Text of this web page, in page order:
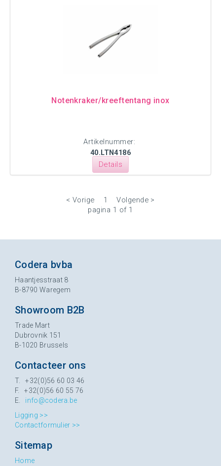
Notenkraker/kreeftentang inox
Artikelnummer:
40.LTN4186
Details
< Vorige 1
Volgende >
pagina 1 of 1
Codera bvba
Haantjesstraat 8
B-8790 Waregem
Showroom B2B
Trade Mart
Dubrovnik 151
B-1020 Brussels
Contacteer ons
T. +32(0)56 60 03 46
F. +32(0)56 60 55 76
E. info@codera.be
Ligging >>
Contactformulier >>
Sitemap
Home